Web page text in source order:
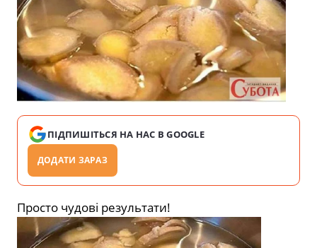
ПІДПИШІТЬСЯ НА НАС В GOOGLE
ДОДАТИ ЗАРАЗ
Просто чудові результати!